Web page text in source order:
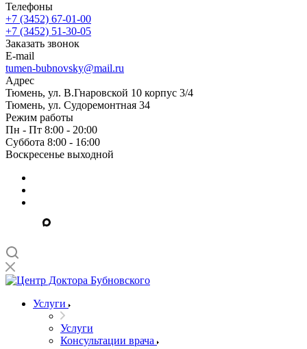
Телефоны
+7 (3452) 67-01-00
+7 (3452) 51-30-05
Заказать звонок
E-mail
tumen-bubnovsky@mail.ru
Адрес
Тюмень, ул. В.Гнаровской 10 корпус 3/4
Тюмень, ул. Судоремонтная 34
Режим работы
Пн - Пт 8:00 - 20:00
Суббота 8:00 - 16:00
Воскресенье выходной
Услуги
Услуги
Консультации врача